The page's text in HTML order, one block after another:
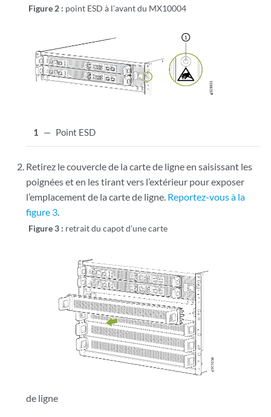
Figure 2 : point ESD à l’avant du MX10004
1 — Point ESD
Retirez le couvercle de la carte de ligne en saisissant les
poignées et en les tirant vers l’extérieur pour exposer
l’emplacement de la carte de ligne. Reportez-vous à la
figure 3.
Figure 3 : retrait du capot d’une carte
de ligne